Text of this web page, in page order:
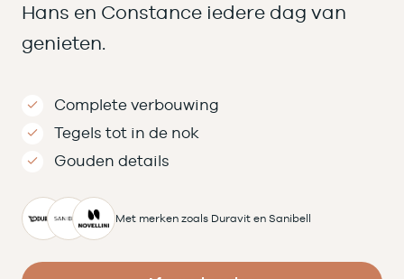
Hans en Constance iedere dag van
genieten.
Complete verbouwing
Tegels tot in de nok
Gouden details
Met merken zoals Duravit en Sanibell